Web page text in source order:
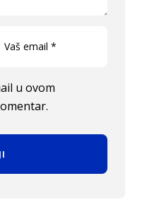
u ovom